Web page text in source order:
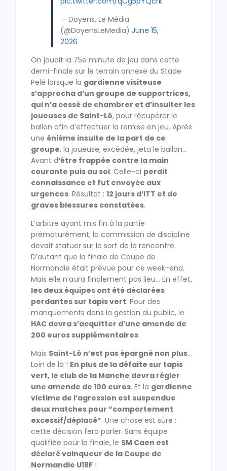
— Doyens, Le Média
(@DoyensLeMedia) June 15,
2026
On jouait la 75e minute de jeu dans cette
demi-finale sur le terrain annexe du Stade
Pelé lorsque la gardienne visiteuse
s’approcha d’un groupe de supportrices,
qui n’a cessé de chambrer et d’insulter les
joueuses de Saint-Lô, pour récupérer le
ballon afin d’effectuer la remise en jeu. Après
une énième insulte de la part de ce
groupe, la joueuse, excédée, jeta le ballon…
Avant d‘être frappée contre la main
courante puis au sol. Celle-ci perdit
connaissance et fut envoyée aux
urgences. Résultat : 12 jours d’ITT et de
graves blessures constatées.
L’arbitre ayant mis fin à la partie
prématurément, la commission de discipline
devait statuer sur le sort de la rencontre.
D’autant que la finale de Coupe de
Normandie était prévue pour ce week-end.
Mais elle n’aura finalement pas lieu… En effet,
les deux équipes ont été déclarées
perdantes sur tapis vert. Pour des
manquements dans la gestion du public, le
HAC devra s’acquitter d’une amende de
200 euros supplémentaires.
Mais Saint-Lô n’est pas épargné non plus…
Loin de là ! En plus de la défaite sur tapis
vert, le club de la Manche devra régler
une amende de 100 euros. Et la gardienne
victime de l’agression est suspendue
deux matches pour “comportement
excessif/déplacé”. Une chose est sûre :
cette décision fera parler. Sans équipe
qualifiée pour la finale, le SM Caen est
déclaré vainqueur de la Coupe de
Normandie U18F !